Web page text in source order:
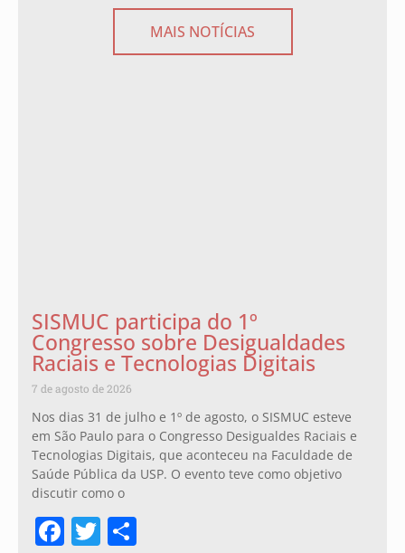
MAIS NOTÍCIAS
SISMUC participa do 1º
Congresso sobre Desigualdades
Raciais e Tecnologias Digitais
7 de agosto de 2026
Nos dias 31 de julho e 1º de agosto, o SISMUC esteve
em São Paulo para o Congresso Desigualdes Raciais e
Tecnologias Digitais, que aconteceu na Faculdade de
Saúde Pública da USP. O evento teve como objetivo
discutir como o
Facebook
Twitter